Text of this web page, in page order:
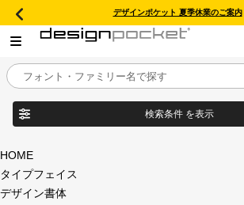
デザインポケット 夏季休業のご案内
目的別フォントガイド
特集
検索条件 を表示
HOME
タイプフェイス
デザイン書体